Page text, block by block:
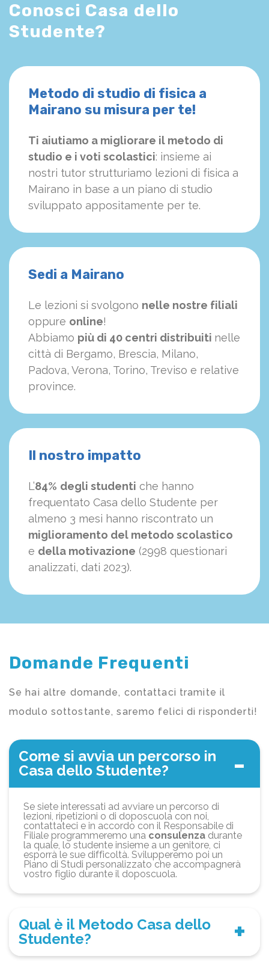
Conosci Casa dello
Studente?
Metodo di studio di fisica a
Mairano su misura per te!
Ti aiutiamo a migliorare il metodo di
studio e i voti scolastici: insieme ai
nostri tutor strutturiamo lezioni di fisica a
Mairano in base a un piano di studio
sviluppato appositamente per te.
Sedi a Mairano
Le lezioni si svolgono nelle nostre filiali
oppure online!
Abbiamo più di 40 centri distribuiti nelle
città di Bergamo, Brescia, Milano,
Padova, Verona, Torino, Treviso e relative
province.
Il nostro impatto
L’84% degli studenti che hanno
frequentato Casa dello Studente per
almeno 3 mesi hanno riscontrato un
miglioramento del metodo scolastico
e della motivazione (2998 questionari
analizzati, dati 2023).
Domande Frequenti
Se hai altre domande, contattaci tramite il
modulo sottostante, saremo felici di risponderti!
Come si avvia un percorso in
Casa dello Studente?
Se siete interessati ad avviare un percorso di
lezioni, ripetizioni o di doposcuola con noi,
contattateci e in accordo con il Responsabile di
Filiale programmeremo una consulenza durante
la quale, lo studente insieme a un genitore, ci
esporrà le sue difficoltà. Svilupperemo poi un
Piano di Studi personalizzato che accompagnerà
vostro figlio durante il doposcuola.
Qual è il Metodo Casa dello
Studente?